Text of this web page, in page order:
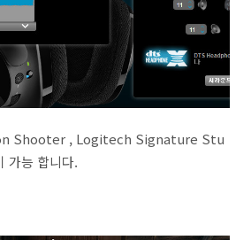
Shooter , Logitech Signature Stu
가능 합니다.